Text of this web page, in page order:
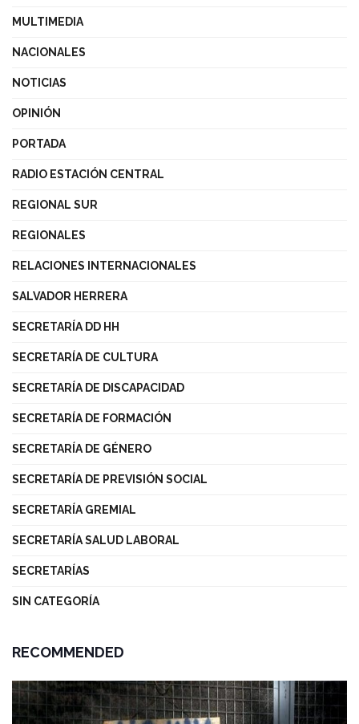
MULTIMEDIA
NACIONALES
NOTICIAS
OPINIÓN
PORTADA
RADIO ESTACIÓN CENTRAL
REGIONAL SUR
REGIONALES
RELACIONES INTERNACIONALES
SALVADOR HERRERA
SECRETARÍA DD HH
SECRETARÍA DE CULTURA
SECRETARÍA DE DISCAPACIDAD
SECRETARÍA DE FORMACIÓN
SECRETARÍA DE GÉNERO
SECRETARÍA DE PREVISIÓN SOCIAL
SECRETARÍA GREMIAL
SECRETARÍA SALUD LABORAL
SECRETARÍAS
SIN CATEGORÍA
RECOMMENDED